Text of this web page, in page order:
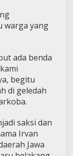
warga yang
ada benda
begitu
di geledah
saksi dan
Irvan
Jawa